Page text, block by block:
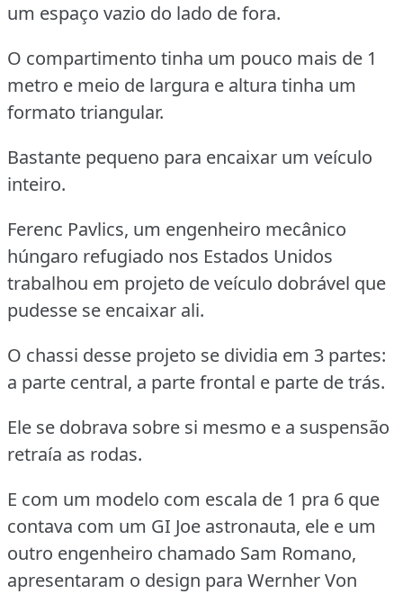
um espaço vazio do lado de fora.
O compartimento tinha um pouco mais de 1
metro e meio de largura e altura tinha um
formato triangular.
Bastante pequeno para encaixar um veículo
inteiro.
Ferenc Pavlics, um engenheiro mecânico
húngaro refugiado nos Estados Unidos
trabalhou em projeto de veículo dobrável que
pudesse se encaixar ali.
O chassi desse projeto se dividia em 3 partes:
a parte central, a parte frontal e parte de trás.
Ele se dobrava sobre si mesmo e a suspensão
retraía as rodas.
E com um modelo com escala de 1 pra 6 que
contava com um GI Joe astronauta, ele e um
outro engenheiro chamado Sam Romano,
apresentaram o design para Wernher Von